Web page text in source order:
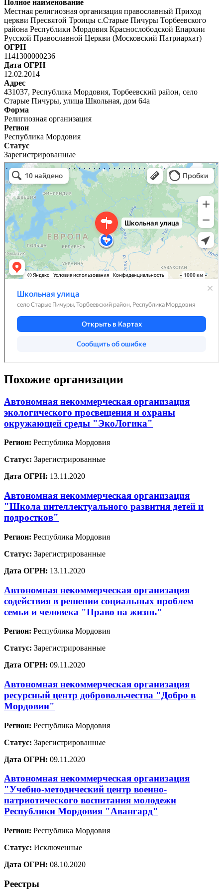
Полное наименование
Местная религиозная организация православный Приход
церкви Пресвятой Троицы с.Старые Пичуры Торбеевского
района Республики Мордовия Краснослободской Епархии
Русской Православной Церкви (Московский Патриархат)
ОГРН
1141300000236
Дата ОГРН
12.02.2014
Адрес
431037, Республика Мордовия, Торбеевский район, село
Старые Пичуры, улица Школьная, дом 64а
Форма
Религиозная организация
Регион
Республика Мордовия
Статус
Зарегистрированные
Похожие организации
Автономная некоммерческая организация
экологического просвещения и охраны
окружающей среды "ЭкоЛогика"
Регион: Республика Мордовия
Статус: Зарегистрированные
Дата ОГРН: 13.11.2020
Автономная некоммерческая организация
"Школа интеллектуального развития детей и
подростков"
Регион: Республика Мордовия
Статус: Зарегистрированные
Дата ОГРН: 13.11.2020
Автономная некоммерческая организация
содействия в решении социальных проблем
семьи и человека "Право на жизнь"
Регион: Республика Мордовия
Статус: Зарегистрированные
Дата ОГРН: 09.11.2020
Автономная некоммерческая организация
ресурсный центр добровольчества "Добро в
Мордовии"
Регион: Республика Мордовия
Статус: Зарегистрированные
Дата ОГРН: 09.11.2020
Автономная некоммерческая организация
"Учебно-методический центр военно-
патриотического воспитания молодежи
Республики Мордовия "Авангард"
Регион: Республика Мордовия
Статус: Исключенные
Дата ОГРН: 08.10.2020
Реестры